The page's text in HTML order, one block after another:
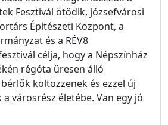
Fesztivál ötödik, józsefvárosi
Építészeti Központ, a
és a RÉV8
célja, hogy a Népszínház
régóta üresen álló
költözzenek és ezzel új
városrész életébe. Van egy jó